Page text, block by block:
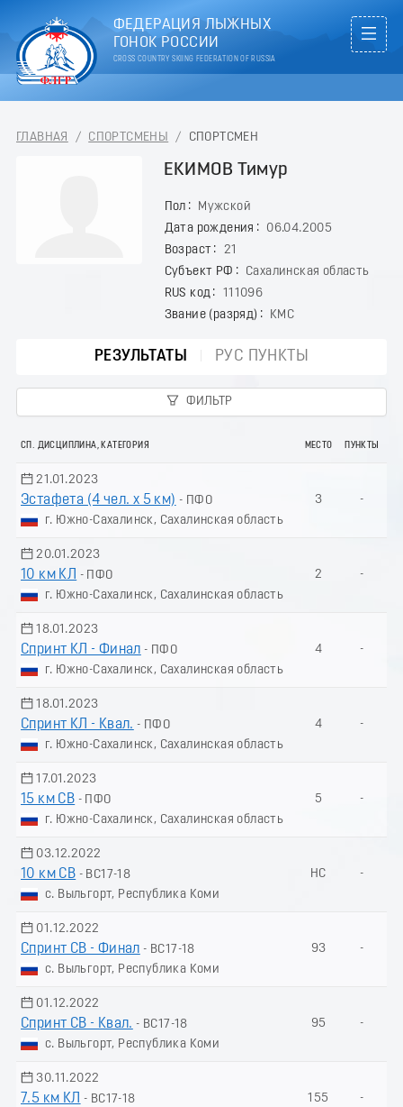
ФЕДЕРАЦИЯ ЛЫЖНЫХ
ГОНОК РОССИИ
CROSS COUNTRY SKIING FEDERATION OF RUSSIA
ГЛАВНАЯ / СПОРТСМЕНЫ / СПОРТСМЕН
ЕКИМОВ Тимур
Пол
Мужской
Дата рождения
06.04.2005
Возраст
21
Субъект РФ
Сахалинская область
RUS код
111096
Звание (разряд)
КМС
РЕЗУЛЬТАТЫ РУС ПУНКТЫ
ФИЛЬТР
СП. ДИСЦИПЛИНА, КАТЕГОРИЯ МЕСТО ПУНКТЫ
21.01.2023
Эстафета (4 чел. х 5 км) - ПФО
г. Южно-Сахалинск, Сахалинская область
3 -
20.01.2023
10 км КЛ
- ПФО
г. Южно-Сахалинск, Сахалинская область
2 -
18.01.2023
Спринт КЛ - Финал - ПФО
г. Южно-Сахалинск, Сахалинская область
4 -
18.01.2023
Спринт КЛ - Квал. - ПФО
г. Южно-Сахалинск, Сахалинская область
4 -
17.01.2023
15 км СВ - ПФО
г. Южно-Сахалинск, Сахалинская область
5 -
03.12.2022
10 км СВ - ВС17-18
с. Выльгорт, Республика Коми
НС -
01.12.2022
Спринт СВ - Финал - ВС17-18
с. Выльгорт, Республика Коми
93 -
01.12.2022
Спринт СВ - Квал. - ВС17-18
с. Выльгорт, Республика Коми
95 -
30.11.2022
7.5 км КЛ
- ВС17-18
155 -